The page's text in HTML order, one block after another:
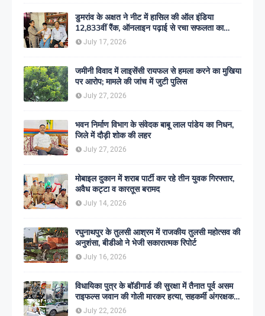
डुमरांव के अक्षत ने नीट में हासिल की ऑल इंडिया
12,833वीं रैंक, ऑनलाइन पढ़ाई से रचा सफलता का
इतिहास
July 17, 2026
जमीनी विवाद में लाइसेंसी रायफल से हमला करने का मुखिया
पर आरोप; मामले की जांच में जुटी पुलिस
July 27, 2026
भवन निर्माण विभाग के संवेदक बाबू लाल पांडेय का निधन,
जिले में दौड़ी शोक की लहर
July 27, 2026
मोबाइल दुकान में शराब पार्टी कर रहे तीन युवक गिरफ्तार,
अवैध कट्टा व कारतूस बरामद
July 14, 2026
रघुनाथपुर के तुलसी आश्रम में राजकीय तुलसी महोत्सव की
अनुशंसा, बीडीओ ने भेजी सकारात्मक रिपोर्ट
July 16, 2026
विधायिका पुत्र के बॉडीगार्ड की सुरक्षा में तैनात पूर्व असम
राइफल्स जवान की गोली मारकर हत्या, सहकर्मी अंगरक्षक
गिरफ्तार
July 22, 2026